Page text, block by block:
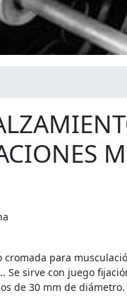
cromada para
Se sirve con juego
de 30 mm de